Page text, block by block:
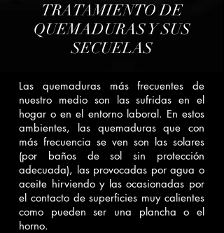
TRATAMIENTO DE
QUEMADURAS Y SUS
SECUELAS
Las quemaduras más frecuentes de
nuestro medio son las sufridas en el
hogar o en el entorno laboral. En estos
ambientes, las quemaduras que con
más frecuencia se ven son las solares
(por baños de sol sin protección
adecuada), las provocadas por agua o
aceite hirviendo y las ocasionadas por
el contacto de superficies muy calientes
como pueden ser una plancha o el
horno.